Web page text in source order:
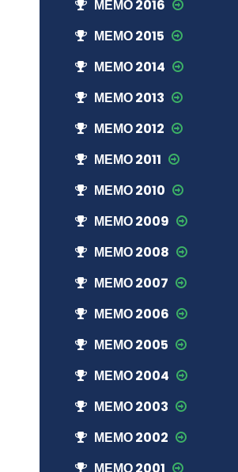
МЕМО 2016
МЕМО 2015
МЕМО 2014
МЕМО 2013
МЕМО 2012
МЕМО 2011
МЕМО 2010
МЕМО 2009
МЕМО 2008
МЕМО 2007
МЕМО 2006
МЕМО 2005
МЕМО 2004
МЕМО 2003
МЕМО 2002